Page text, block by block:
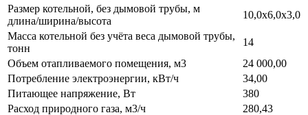
Размер котельной, без дымовой трубы, м
длина/ширина/высота
10,0х6,0х3,0
Масса котельной без учёта веса дымовой трубы,
тонн
14
Объем отапливаемого помещения, м3
24 000,00
Потребление электроэнергии, кВт/ч
34,00
Питающее напряжение, Вт
380
Расход природного газа, м3/ч
280,43